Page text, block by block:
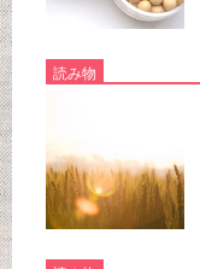
読み物